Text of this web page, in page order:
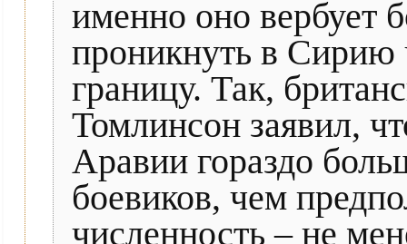
именно оно вербует
проникнуть в Сирию
границу. Так,
Томлинсон заявил,
Аравии гораздо
боевиков, чем
численность – не